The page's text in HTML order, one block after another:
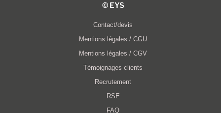
© EYS​
Contact/devis
Mentions légales / CGU
Mentions légales / CGV
Témoignages clients
Recrutement
RSE
FAQ